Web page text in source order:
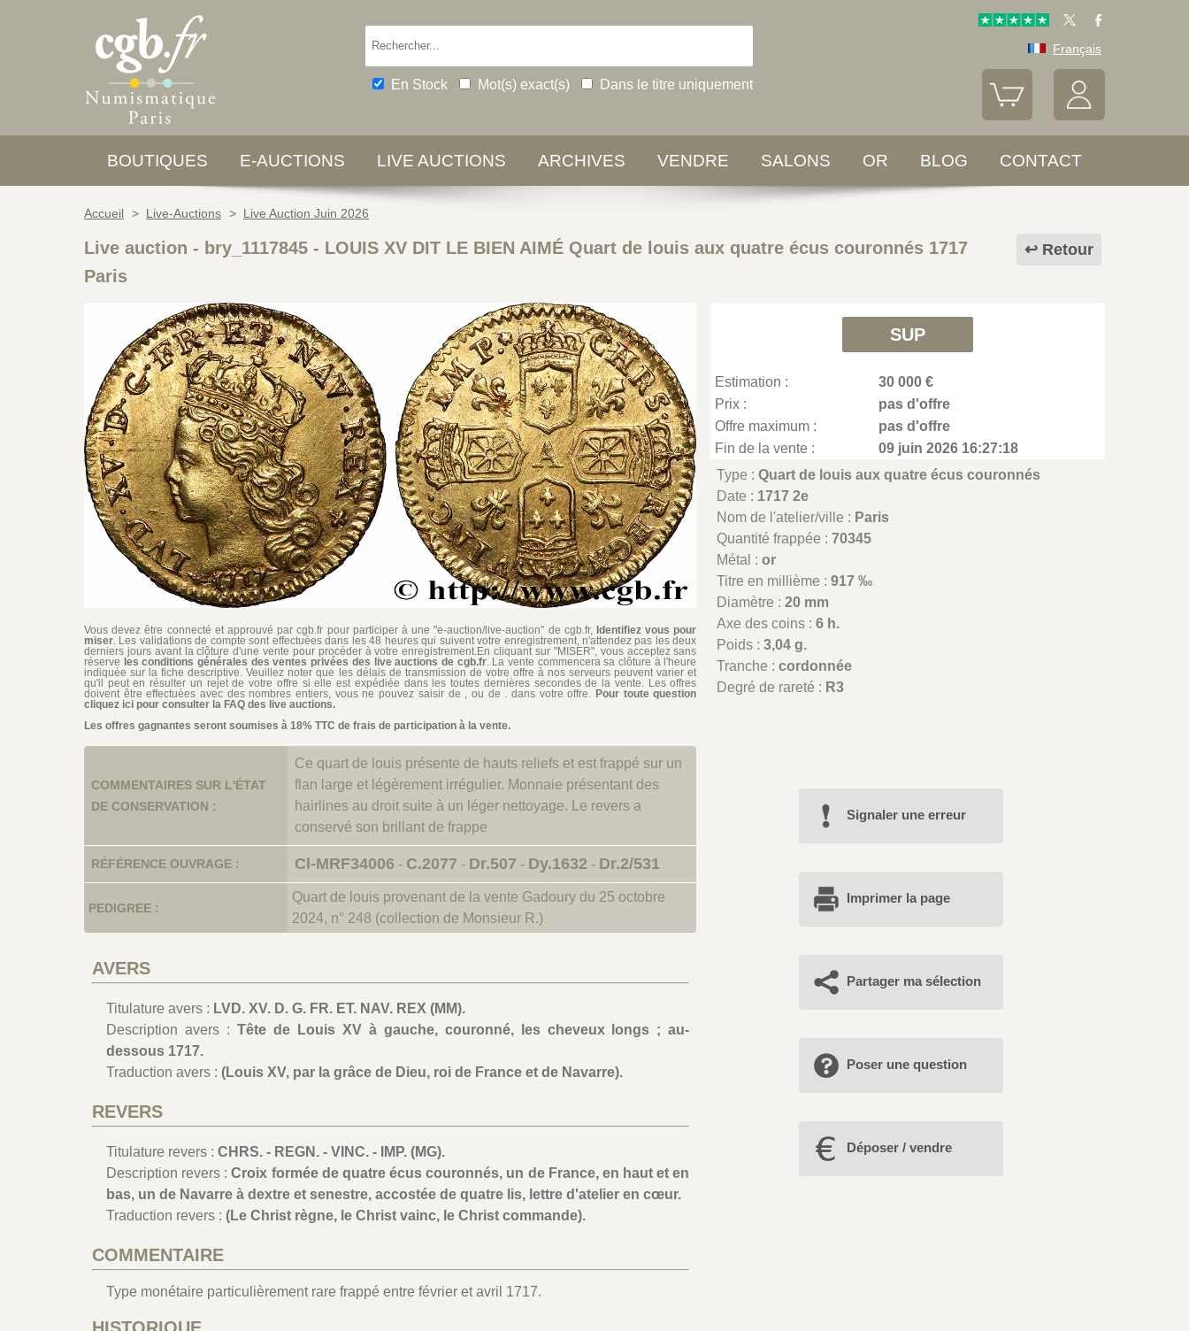
En Stock Mot(s) exact(s) Dans le titre uniquement
Français
BOUTIQUES E-AUCTIONS LIVE AUCTIONS ARCHIVES VENDRE SALONS OR BLOG CONTACT
Accueil > Live-Auctions > Live Auction Juin 2026
Retour
Live auction - bry_1117845 - LOUIS XV DIT LE BIEN AIMÉ Quart de louis aux quatre écus couronnés 1717
Paris
Vous devez être connecté et approuvé par cgb.fr pour participer à une "e-auction/live-auction" de cgb.fr, Identifiez vous pour
miser. Les validations de compte sont effectuées dans les 48 heures qui suivent votre enregistrement, n'attendez pas les deux
derniers jours avant la clôture d'une vente pour procéder à votre enregistrement.En cliquant sur "MISER", vous acceptez sans
réserve les conditions générales des ventes privées des live auctions de cgb.fr. La vente commencera sa clôture à l'heure
indiquée sur la fiche descriptive. Veuillez noter que les délais de transmission de votre offre à nos serveurs peuvent varier et
qu'il peut en résulter un rejet de votre offre si elle est expédiée dans les toutes dernières secondes de la vente. Les offres
doivent être effectuées avec des nombres entiers, vous ne pouvez saisir de , ou de . dans votre offre. Pour toute question
cliquez ici pour consulter la FAQ des live auctions.
Les offres gagnantes seront soumises à 18% TTC de frais de participation à la vente.
SUP
Estimation :
30 000 €
Prix :
pas d'offre
Offre maximum :
pas d'offre
Fin de la vente :
09 juin 2026 16:27:18
Type :Quart de louis aux quatre écus couronnés
Date : 1717 2e
Nom de l'atelier/ville : Paris
Quantité frappée :70345
Métal :or
Titre en millième :917 ‰
Diamètre :20 mm
Axe des coins :6 h.
Poids :3,04 g.
Tranche :cordonnée
Degré de rareté : R3
COMMENTAIRES SUR L'ÉTAT
DE CONSERVATION :
Ce quart de louis présente de hauts reliefs et est frappé sur un
flan large et légèrement irrégulier. Monnaie présentant des
hairlines au droit suite à un léger nettoyage. Le revers a
conservé son brillant de frappe
RÉFÉRENCE OUVRAGE : Cl-MRF34006 - C.2077 - Dr.507 - Dy.1632 - Dr.2/531
PEDIGREE :
Quart de louis provenant de la vente Gadoury du 25 octobre
2024, n° 248 (collection de Monsieur R.)
AVERS
Titulature avers : LVD. XV. D. G. FR. ET. NAV. REX (MM).
Description avers : Tête de Louis XV à gauche, couronné, les cheveux longs ; au-
dessous 1717.
Traduction avers : (Louis XV, par la grâce de Dieu, roi de France et de Navarre).
REVERS
Titulature revers : CHRS. - REGN. - VINC. - IMP. (MG).
Description revers :Croix formée de quatre écus couronnés, un de France, en haut et en
bas, un de Navarre à dextre et senestre, accostée de quatre lis, lettre d'atelier en cœur.
Traduction revers : (Le Christ règne, le Christ vainc, le Christ commande).
COMMENTAIRE
Type monétaire particulièrement rare frappé entre février et avril 1717.
Signaler une erreur
Imprimer la page
Partager ma sélection
Poser une question
Déposer / vendre